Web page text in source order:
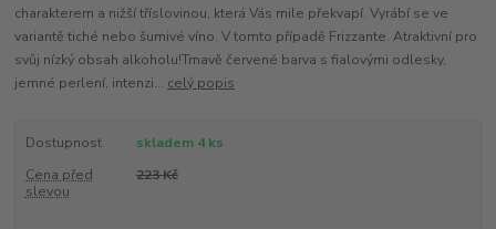
charakterem a nižší tříslovinou, která Vás mile překvapí. Vyrábí se ve
variantě tiché nebo šumivé víno. V tomto případě Frizzante. Atraktivní pro
svůj nízký obsah alkoholu!Tmavě červené barva s fialovými odlesky,
jemné perlení, intenzi... celý popis
Dostupnost
skladem 4 ks
Cena před
slevou
223 Kč